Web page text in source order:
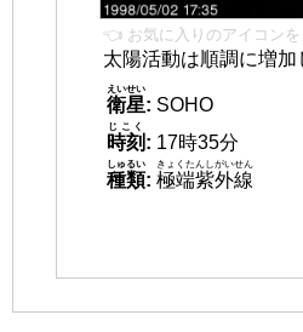
👈 お気に入りのアイコンを
太陽活動は順調に増加
衛星
えいせい
: SOHO
時刻
じこく
: 17時35分
種類
しゅるい
: 極端紫外線
きょくたんしがいせん